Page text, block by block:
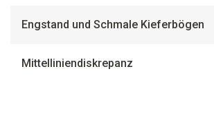
Engstand und Schmale Kieferbögen
Mittelliniendiskrepanz